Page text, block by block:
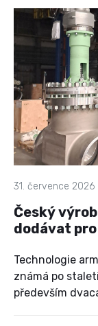
kteří s
do hodnocení
letos zasednou
31. července 2026
Český
dodávat
Technologie
známá po
především